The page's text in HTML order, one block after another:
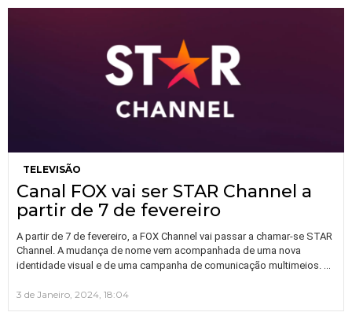
TELEVISÃO
Canal FOX vai ser STAR Channel a
partir de 7 de fevereiro
A partir de 7 de fevereiro, a FOX Channel vai passar a chamar-se STAR
Channel. A mudança de nome vem acompanhada de uma nova
identidade visual e de uma campanha de comunicação multimeios.
3 de Janeiro, 2024, 18:04